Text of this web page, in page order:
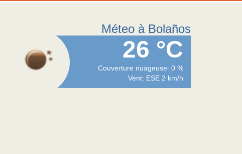
Méteo à Bolaños
26 °C
Couverture nuageuse: 0 %
Vent: ESE 2 km/h